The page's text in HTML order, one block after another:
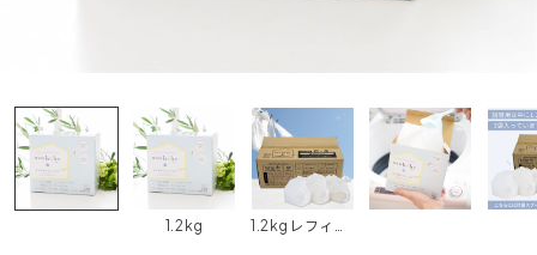
1.2kg 1.2kgレフィル 3袋セット